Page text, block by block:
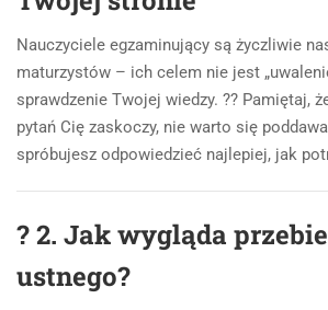
Nauczyciele egzaminujący są życzliwie
maturzystów – ich celem nie jest
sprawdzenie Twojej wiedzy. ?? Pamiętaj,
pytań Cię zaskoczy, nie warto się
spróbujesz odpowiedzieć najlepiej, jak
?2. Jak wygląda
ustnego?